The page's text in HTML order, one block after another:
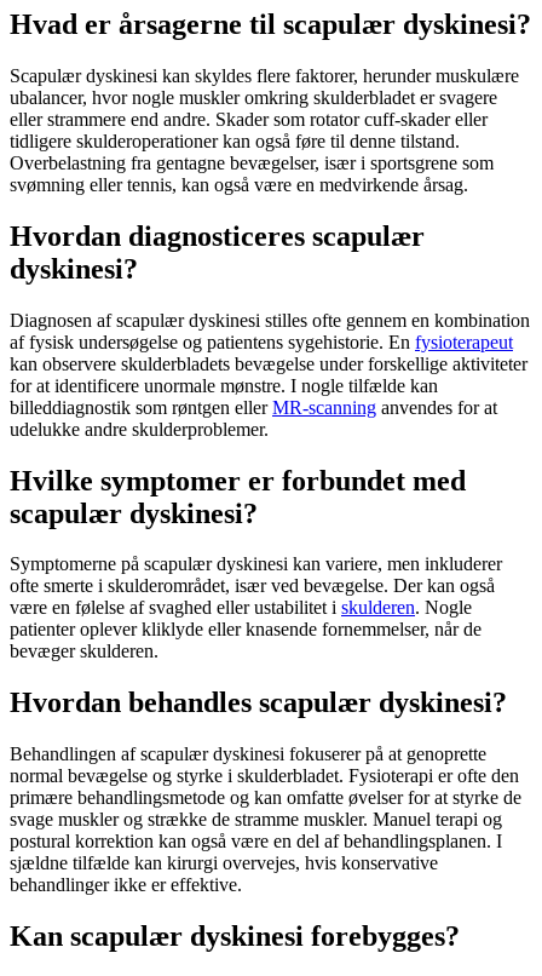
Hvad er årsagerne til scapulær dyskinesi?
Scapulær dyskinesi kan skyldes flere faktorer, herunder muskulære
ubalancer, hvor nogle muskler omkring skulderbladet er svagere
eller strammere end andre. Skader som rotator cuff-skader eller
tidligere skulderoperationer kan også føre til denne tilstand.
Overbelastning fra gentagne bevægelser, især i sportsgrene som
svømning eller tennis, kan også være en medvirkende årsag.
Hvordan diagnosticeres scapulær
dyskinesi?
Diagnosen afscapulær dyskinesi stilles ofte gennem en kombination
af fysisk undersøgelse og patientens sygehistorie. En fysioterapeut
kan observere skulderbladets bevægelse under forskellige aktiviteter
for at identificere unormale mønstre. I nogle tilfælde kan
billeddiagnostik som røntgen ellerMR-scanning anvendes for at
udelukke andre skulderproblemer.
Hvilke symptomer er forbundet med
scapulær dyskinesi?
Symptomerne på scapulær dyskinesi kan variere, men inkluderer
ofte smerte i skulderområdet, især ved bevægelse. Der kan også
være en følelse af svaghed eller ustabilitet i skulderen. Nogle
patienter oplever kliklyde eller knasende fornemmelser, når de
bevægerskulderen.
Hvordan behandles scapulær dyskinesi?
Behandlingen afscapulær dyskinesi fokuserer på at genoprette
normal bevægelse og styrke i skulderbladet. Fysioterapi er ofte den
primære behandlingsmetode og kan omfatte øvelser for at styrke de
svage muskler og strække de stramme muskler. Manuel terapi og
postural korrektion kan også være en del af behandlingsplanen. I
sjældne tilfælde kan kirurgi overvejes, hvis konservative
behandlinger ikke er effektive.
Kan scapulær dyskinesi forebygges?